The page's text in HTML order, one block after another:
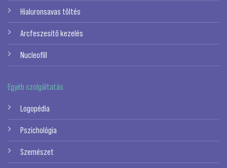
Hialuronsavas töltés
Arcfeszesítő kezelés
Nucleofill
Egyéb szolgáltatás
Logopédia
Pszichológia
Szemészet